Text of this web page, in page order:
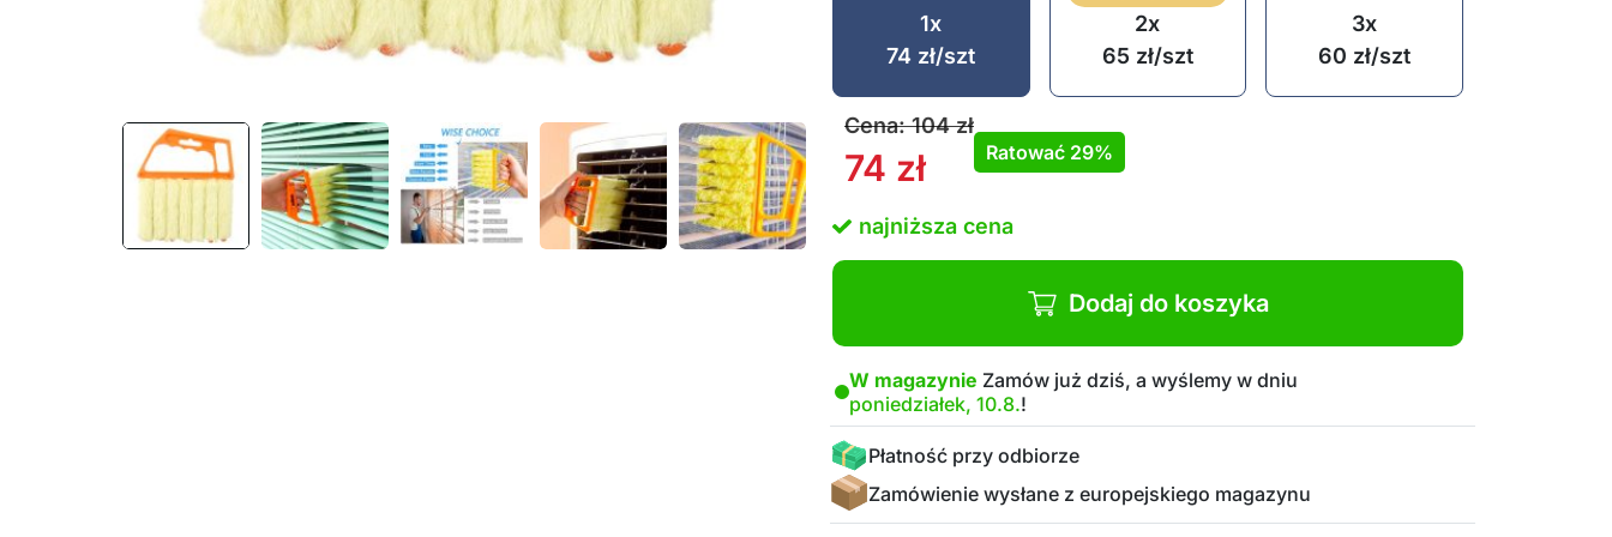
1x
74 zł/szt
2x
65 zł/szt
3x
60 zł/szt
Cena:104zł
74 zł Ratować 29%
najniższa cena
Dodaj do koszyka
W magazynie Zamów już dziś, a wyślemy w dniu
poniedziałek, 10.8.!
Płatność przy odbiorze
Zamówienie wysłane z europejskiego magazynu